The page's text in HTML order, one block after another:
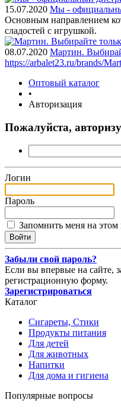
15.07.2020 Мы -
Основным направлением
сладостей с игрушкой.
08.07.2020 Мартин.
https://arbalet23.ru/brands/
Оптовый каталог
•
Авторизация
Пожалуйста,
Логин
Пароль
Запомнить меня на этом
Забыли свой пароль?
Если вы впервые на сайте,
регистрационную форму.
Зарегистрироваться
Каталог
Сигареты, Стики
Продукты питания
Для детей
Для животных
Напитки
Для дома и гигиена
Популярные вопросы